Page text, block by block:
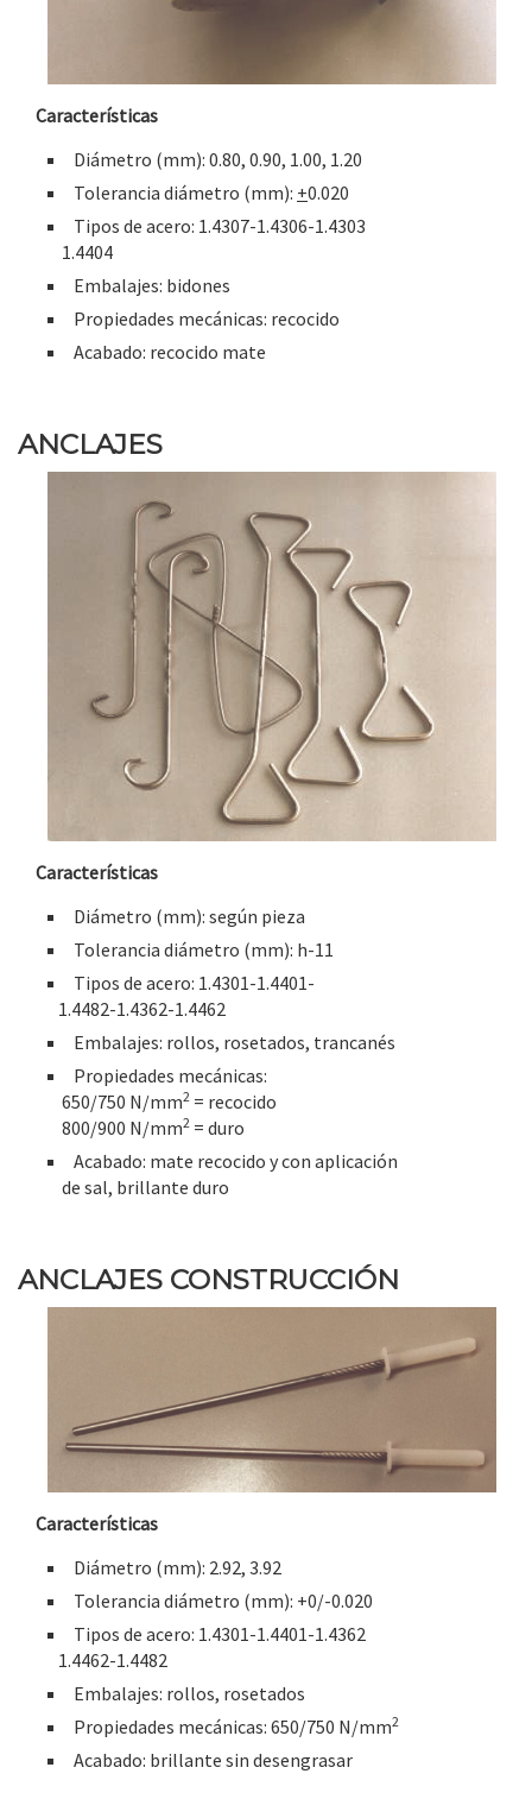
Características
Diámetro (mm): 0.80, 0.90, 1.00, 1.20
Tolerancia diámetro (mm): +0.020
Tipos de acero: 1.4307-1.4306-1.4303
1.4404
Embalajes: bidones
Propiedades mecánicas: recocido
Acabado: recocido mate
ANCLAJES
Características
Diámetro (mm): según pieza
Tolerancia diámetro (mm): h-11
Tipos de acero: 1.4301-1.4401-
1.4482-1.4362-1.4462
Embalajes: rollos, rosetados, trancanés
Propiedades mecánicas:
650/750 N/mm2 = recocido
800/900 N/mm2 = duro
Acabado: mate recocido y con aplicación
de sal, brillante duro
ANCLAJES CONSTRUCCIÓN
Características
Diámetro (mm): 2.92, 3.92
Tolerancia diámetro (mm): +0/-0.020
Tipos de acero: 1.4301-1.4401-1.4362
1.4462-1.4482
Embalajes: rollos, rosetados
Propiedades mecánicas: 650/750 N/mm2
Acabado: brillante sin desengrasar